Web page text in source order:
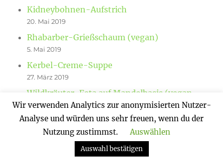
Kidneybohnen-Aufstrich
20. Mai 2019
Rhabarber-Grießschaum (vegan)
5. Mai 2019
Kerbel-Creme-Suppe
27. März 2019
Wildkräuter-Feta auf Mandelbasis (vegan
und glutenfrei)
25. März 2019
Wir verwenden Analytics zur anonymisierten Nutzer-
Analyse und würden uns sehr freuen, wenn du der
Nutzung zustimmst.
Auswählen
Auswahl bestätigen